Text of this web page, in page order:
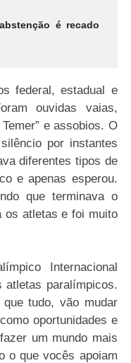
é recado
federal, estadual e
ouvidas vaias,
e assobios. O
por instantes
diferentes tipos de
e apenas esperou.
que terminava o
os atletas e foi muito
Internacional
atletas paralímpicos.
tudo, vão mudar
oportunidades e
um mundo mais
o que vocês apoiam